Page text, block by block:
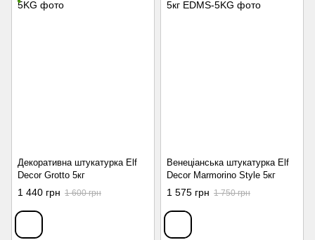
Декоративна штукатурка Elf
Decor Grotto 5кг
1 440 грн 1 600 грн
Венеціанська штукатурка Elf
Decor Marmorino Style 5кг
1 575 грн 1 750 грн